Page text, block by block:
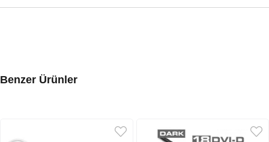
Benzer Ürünler